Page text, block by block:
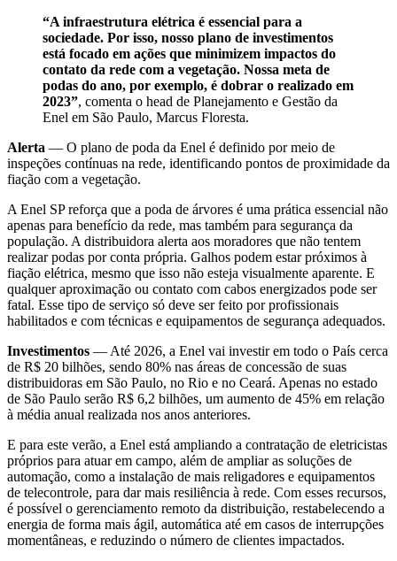
“A infraestrutura elétrica é essencial para a
sociedade. Por isso, nosso plano de investimentos
está focado em ações que minimizem impactos do
contato da rede com a vegetação. Nossa meta de
podas do ano, por exemplo, é dobrar o realizado em
2023”, comenta o head de Planejamento e Gestão da
Enel em São Paulo, Marcus Floresta.
Alerta — O plano de poda da Enel é definido por meio de
inspeções contínuas na rede, identificando pontos de proximidade da
fiação com a vegetação.
A Enel SP reforça que a poda de árvores é uma prática essencial não
apenas para benefício da rede, mas também para segurança da
população. A distribuidora alerta aos moradores que não tentem
realizar podas por conta própria. Galhos podem estar próximos à
fiação elétrica, mesmo que isso não esteja visualmente aparente. E
qualquer aproximação ou contato com cabos energizados pode ser
fatal. Esse tipo de serviço só deve ser feito por profissionais
habilitados e com técnicas e equipamentos de segurança adequados.
Investimentos — Até 2026, a Enel vai investir em todo o País cerca
de R$ 20 bilhões, sendo 80% nas áreas de concessão de suas
distribuidoras em São Paulo, no Rio e no Ceará. Apenas no estado
de São Paulo serão R$ 6,2 bilhões, um aumento de 45% em relação
à média anual realizada nos anos anteriores.
E para este verão, a Enel está ampliando a contratação de eletricistas
próprios para atuar em campo, além de ampliar as soluções de
automação, como a instalação de mais religadores e equipamentos
de telecontrole, para dar mais resiliência à rede. Com esses recursos,
é possível o gerenciamento remoto da distribuição, restabelecendo a
energia de forma mais ágil, automática até em casos de interrupções
momentâneas, e reduzindo o número de clientes impactados.